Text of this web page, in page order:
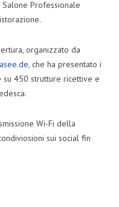
Salone Professionale
organizzato da
, che ha presentato i
450 strutture ricettive e
Wi-Fi della
sui social fin